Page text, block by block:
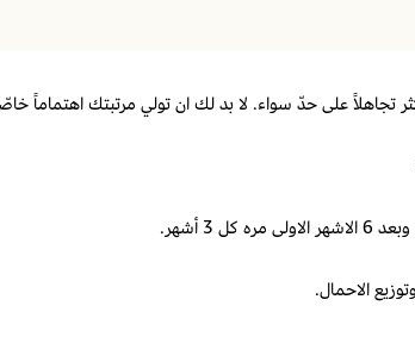
تجاهلاً على حدّ سواء. لا بد لك ان تولي مرتبتك اهتماماً
الاحمال.